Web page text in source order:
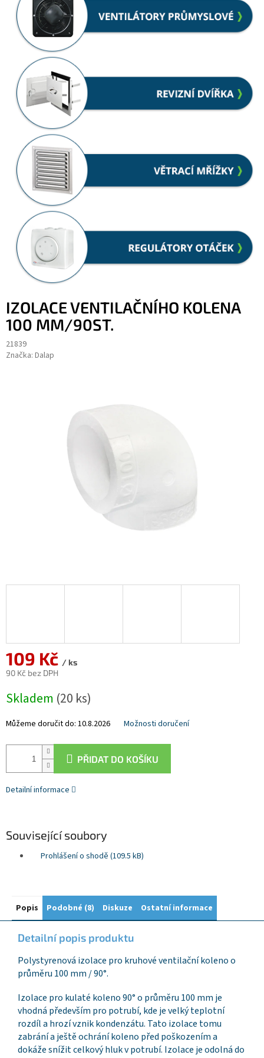
IZOLACE VENTILAČNÍHO KOLENA
100 MM/90ST.
21839
Značka: Dalap
109 Kč / ks
90 Kč bez DPH
cena:
Skladem (20 ks)
Můžeme doručit do: 10.8.2026 Možnosti doručení
PŘIDAT DO KOŠÍKU
Detailní informace
Související soubory
Prohlášení o shodě (109.5 kB)
Popis Podobné (8) Diskuze Ostatní informace
Detailní popis produktu
Polystyrenová izolace pro kruhové ventilační koleno o
průměru 100 mm / 90°.
Izolace pro kulaté koleno 90° o průměru 100 mm je
vhodná především pro potrubí, kde je velký teplotní
rozdíl a hrozí vznik kondenzátu. Tato izolace tomu
zabrání a ještě ochrání koleno před poškozením a
dokáže snížit celkový hluk v potrubí. Izolace je odolná do